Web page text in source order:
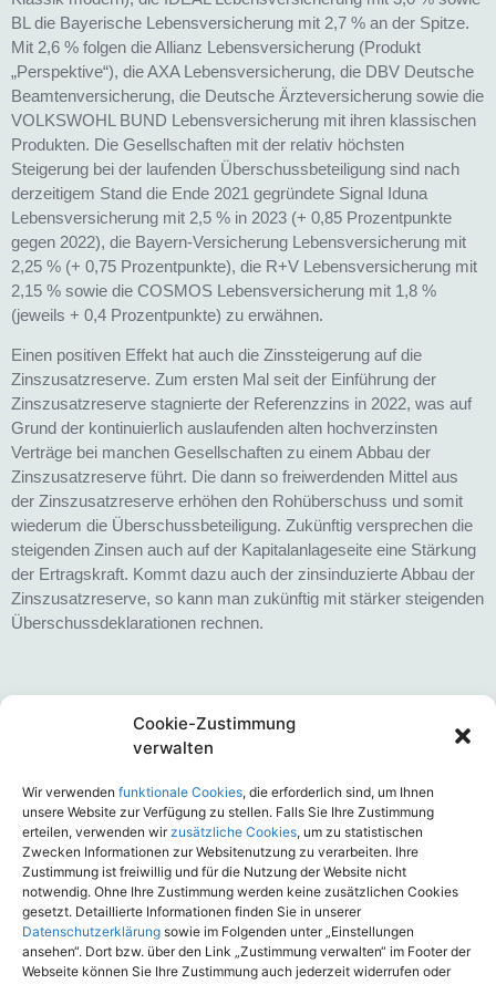
Cookie-Zustimmung
verwalten
Wir verwenden funktionale Cookies, die erforderlich sind, um Ihnen
unsere Website zur Verfügung zu stellen. Falls Sie Ihre Zustimmung
erteilen, verwenden wirzusätzliche Cookies, um zu statistischen
Zwecken Informationen zur Websitenutzung zu verarbeiten. Ihre
Zustimmung ist freiwillig und für die Nutzung der Website nicht
notwendig. Ohne Ihre Zustimmung werden keine zusätzlichen Cookies
gesetzt. Detaillierte Informationen finden Sie in unserer
Datenschutzerklärung sowie im Folgenden unter „Einstellungen
ansehen“. Dort bzw. über den Link „Zustimmung verwalten“ im Footer der
Webseite können Sie Ihre Zustimmung auch jederzeit widerrufen oder
BL die Bayerische Lebensversicherung mit 2,7 % an der Spitze.
Mit 2,6 % folgen die Allianz Lebensversicherung (Produkt
„Perspektive“), die AXA Lebensversicherung, die DBV Deutsche
Beamtenversicherung, die Deutsche Ärzteversicherung sowie die
VOLKSWOHL BUND Lebensversicherung mit ihren klassischen
Produkten. Die Gesellschaften mit der relativ höchsten
Steigerung bei der laufenden Überschussbeteiligung sind nach
derzeitigem Stand die Ende 2021 gegründete Signal Iduna
Lebensversicherung mit 2,5 % in 2023 (+ 0,85 Prozentpunkte
gegen 2022), die Bayern-Versicherung Lebensversicherung mit
2,25 % (+ 0,75 Prozentpunkte), die R+V Lebensversicherung mit
2,15 % sowie die COSMOS Lebensversicherung mit 1,8 %
(jeweils + 0,4 Prozentpunkte) zu erwähnen.
Einen positiven Effekt hat auch die Zinssteigerung auf die
Zinszusatzreserve. Zum ersten Mal seit der Einführung der
Zinszusatzreserve stagnierte der Referenzzins in 2022, was auf
Grund der kontinuierlich auslaufenden alten hochverzinsten
Verträge bei manchen Gesellschaften zu einem Abbau der
Zinszusatzreserve führt. Die dann so freiwerdenden Mittel aus
der Zinszusatzreserve erhöhen den Rohüberschuss und somit
wiederum die Überschussbeteiligung. Zukünftig versprechen die
steigenden Zinsen auch auf der Kapitalanlageseite eine Stärkung
der Ertragskraft. Kommt dazu auch der zinsinduzierte Abbau der
Zinszusatzreserve, so kann man zukünftig mit stärker steigenden
Überschussdeklarationen rechnen.
Scoring-Jahrgang 2026 für
Einkommenssicherung, Pflege-
und Todesfallabsicherung
August 5, 2026